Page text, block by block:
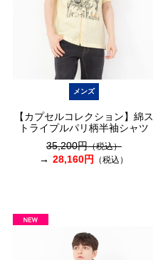
メンズ
【カプセルコレクション】綿ス
トライプルパリ柄半袖シャツ
35,200円（税込）
28,160円 （税込）